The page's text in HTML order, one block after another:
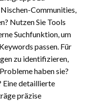
Communities,
Nutzen Sie Tools
Suchfunktion, um
passen. Für
zu identifizieren,
haben sie?
Eine detaillierte
präzise